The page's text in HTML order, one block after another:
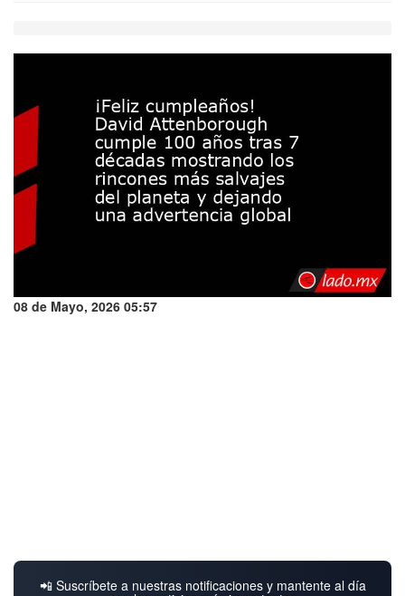
08 de Mayo, 2026 05:57
📲 Suscríbete a nuestras notificaciones y mantente al día